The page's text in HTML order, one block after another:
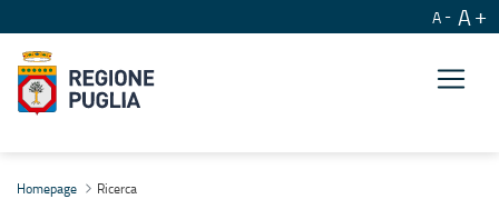
A A
Homepage Ricerca